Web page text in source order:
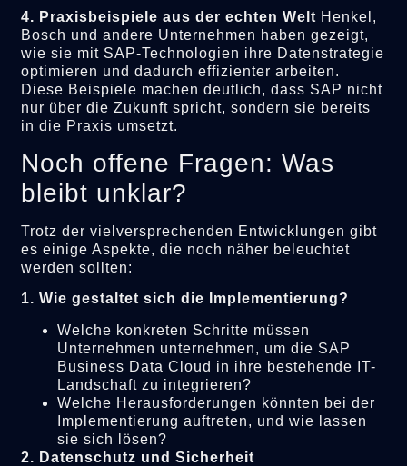
4. Praxisbeispiele aus der echten Welt Henkel,
Bosch und andere Unternehmen haben gezeigt,
wie sie mit SAP-Technologien ihre Datenstrategie
optimieren und dadurch effizienter arbeiten.
Diese Beispiele machen deutlich, dass SAP nicht
nur über die Zukunft spricht, sondern sie bereits
in die Praxis umsetzt.
Noch offene Fragen: Was
bleibt unklar?
Trotz der vielversprechenden Entwicklungen gibt
es einige Aspekte, die noch näher beleuchtet
werden sollten:
1. Wie gestaltet sich die Implementierung?
Welche konkreten Schritte müssen
Unternehmen unternehmen, um die SAP
Business Data Cloud in ihre bestehende IT-
Landschaft zu integrieren?
Welche Herausforderungen könnten bei der
Implementierung auftreten, und wie lassen
sie sich lösen?
2. Datenschutz und Sicherheit